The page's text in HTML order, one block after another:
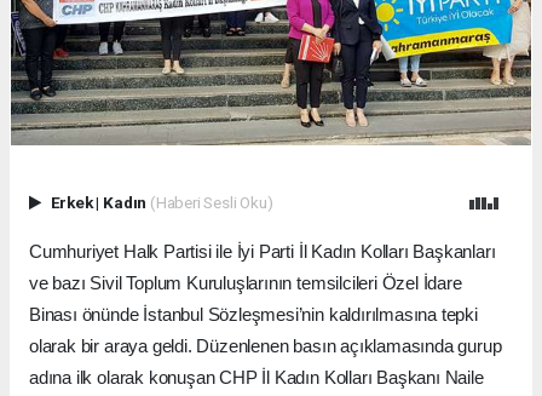
Erkek| Kadın (Haberi Sesli Oku)
Cumhuriyet Halk Partisi ile İyi Parti İl Kadın Kolları Başkanları
ve bazı Sivil Toplum Kuruluşlarının temsilcileri Özel İdare
Binası önünde İstanbul Sözleşmesi’nin kaldırılmasına tepki
olarak bir araya geldi. Düzenlenen basın açıklamasında gurup
adına ilk olarak konuşan CHP İl Kadın Kolları Başkanı Naile